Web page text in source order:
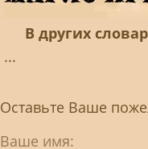
В других
...
Оставьте Ваше
Ваше имя: